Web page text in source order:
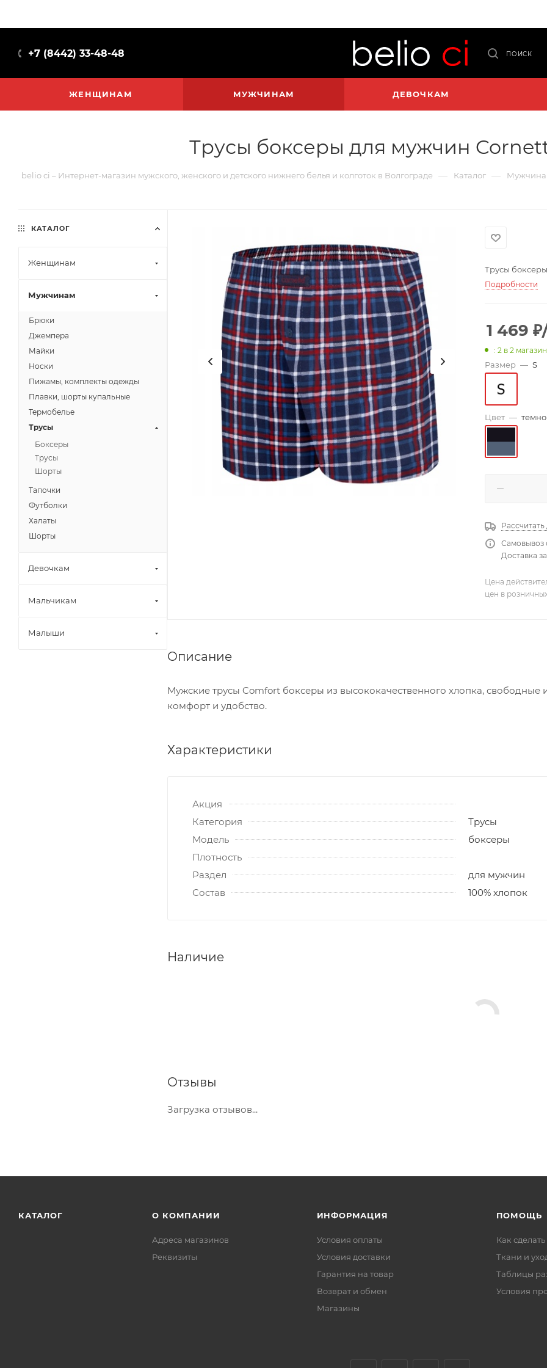
+7 (8442) 33-48-48 ПОИСК
ЖЕНЩИНАМ МУЖЧИНАМ ДЕВОЧКАМ
Трусы боксеры для мужчин
belio ci – Интернет-магазин мужского, женского и детского нижнего белья и колготок в Волгограде — Каталог —
Трусы
Подробности
1 469 ₽
: 2 в 2
Размер — S
Цвет —
Рассчитать
Самовывоз
Доставка
Цена
цен в
Описание
Мужские трусы Comfort боксеры из высококачественного хлопка, свободные
комфорт и удобство.
Характеристики
Акция
Категория
Трусы
Модель
боксеры
Плотность
Раздел
для мужчин
Состав
100% хлопок
Наличие
Отзывы
Загрузка отзывов...
КАТАЛОГ
Женщинам
Мужчинам
Брюки
Джемпера
Майки
Носки
Пижамы, комплекты одежды
Плавки, шорты купальные
Термобелье
Трусы
Боксеры
Трусы
Шорты
Тапочки
Футболки
Халаты
Шорты
Девочкам
Мальчикам
Малыши
КАТАЛОГ О КОМПАНИИ
Адреса магазинов
Реквизиты
ИНФОРМАЦИЯ
Условия оплаты
Условия доставки
Гарантия на товар
Возврат и обмен
Магазины
ПОМОЩЬ
Как сделать
Ткани и
Таблицы
Условия